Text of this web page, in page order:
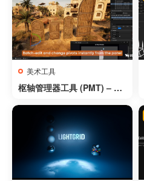
美术工具
枢轴管理器工具 (PMT) – Piv